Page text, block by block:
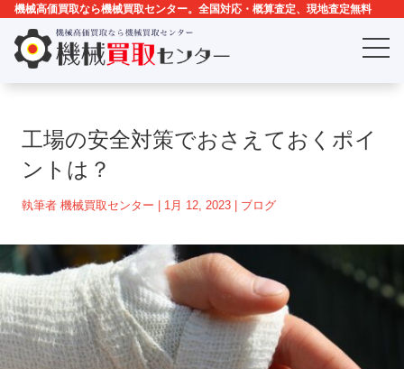
機械高価買取なら機械買取センター。全国対応・概算査定、現地査定無料
工場の安全対策でおさえておくポイ
ントは？
執筆者 機械買取センター 1月 12, 2023 ブログ